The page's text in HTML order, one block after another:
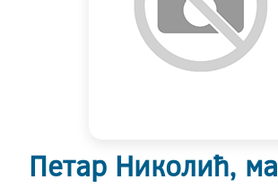
Петар Николић, ма